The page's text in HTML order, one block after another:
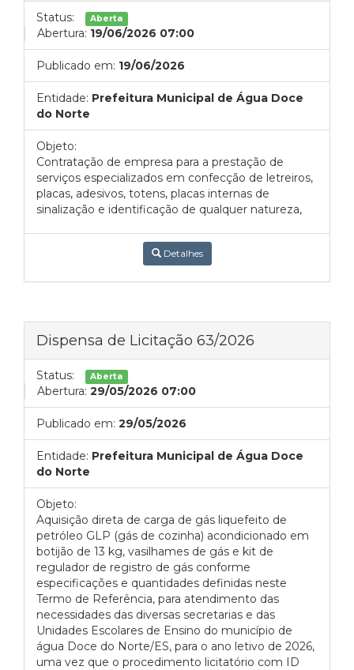
Status: Aberta
Abertura: 19/06/2026 07:00
Publicado em: 19/06/2026
Entidade: Prefeitura Municipal de Água Doce
do Norte
Objeto:
Contratação de empresa para a prestação de
serviços especializados em confecção de letreiros,
placas, adesivos, totens, placas internas de
sinalização e identificação de qualquer natureza,
Detalhes
Dispensa de Licitação 63/2026
Status: Aberta
Abertura: 29/05/2026 07:00
Publicado em: 29/05/2026
Entidade: Prefeitura Municipal de Água Doce
do Norte
Objeto:
Aquisição direta de carga de gás liquefeito de
petróleo GLP (gás de cozinha) acondicionado em
botijão de 13 kg, vasilhames de gás e kit de
regulador de registro de gás conforme
especificações e quantidades definidas neste
Termo de Referência, para atendimento das
necessidades das diversas secretarias e das
Unidades Escolares de Ensino do município de
água Doce do Norte/ES, para o ano letivo de 2026,
uma vez que o procedimento licitatório com ID